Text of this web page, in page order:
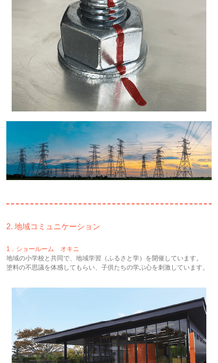
2. 地域コミュニケーション
1．ショールーム オキニ
地域の小学校と共同で、地域学習（ふるさと学）を開催しています。
塗料の不思議を体感してもらい、子供たちの学ぶ心を刺激しています。